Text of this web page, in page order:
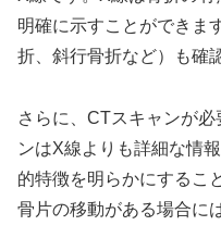
明確に示すことができま
折、斜行骨折など）も確
さらに、CTスキャンが
ンはX線よりも詳細な情
的特徴を明らかにするこ
骨片の移動がある場合に